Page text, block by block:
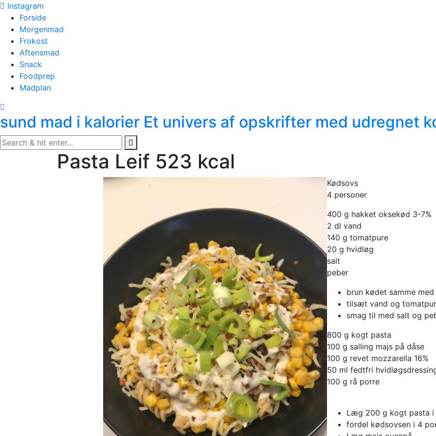
Skip
content
Instagram
Forside
Morgenmad
Frokost
Aftensmad
Snack
Foodprep
Madplan
sund mad i kalorier Et univers af opskrifter med udregnet
Pasta Leif 523 kcal
Kødsovs
4 personer
400 g hakket oksekød 3-7%
2 dl vand
140 g tomatpure
20 g hvidløg
salt
peber
brun kødet samme
tilsæt vand og
smag til med salt og
800 g kogt pasta
100 g salling majs på dåse
100 g revet mozzarella 16%
50 ml fedtfri
100 g rå porre
Læg 200 g kogt pasta i
fordel kødsovsen i 4